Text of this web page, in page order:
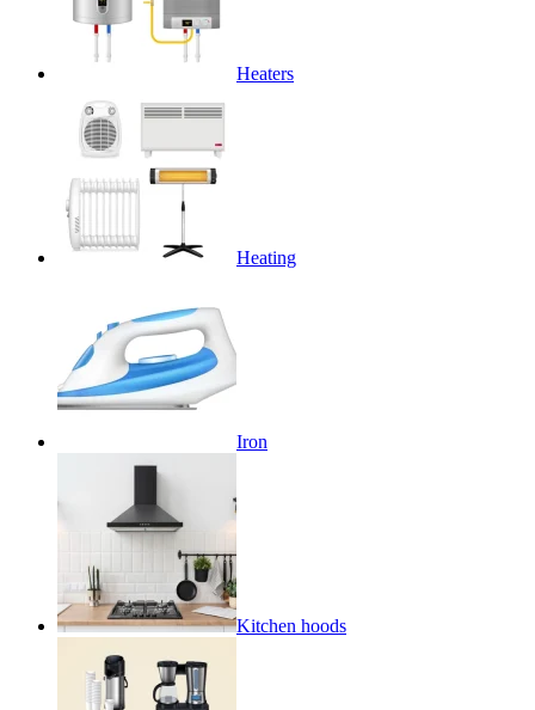
Heaters
Heating
Iron
Kitchen hoods